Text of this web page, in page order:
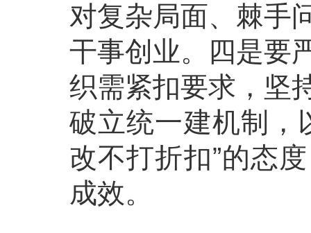
对复杂局面、棘手
干事创业。四是要
织需紧扣要求，坚
破立统一建机制，
改不打折扣”的态
成效。